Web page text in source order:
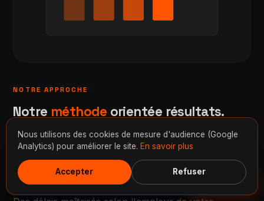
NOTRE APPROCHE
Notre méthode orientée résultats.
Une méthode rigoureuse en cinq étapes pour livrer
une application qui répond exactement à vos
besoins.
Nous utilisons des cookies de mesure d'audience (Google
Analytics) pour améliorer le site. En savoir plus
Accepter Refuser
Discuter